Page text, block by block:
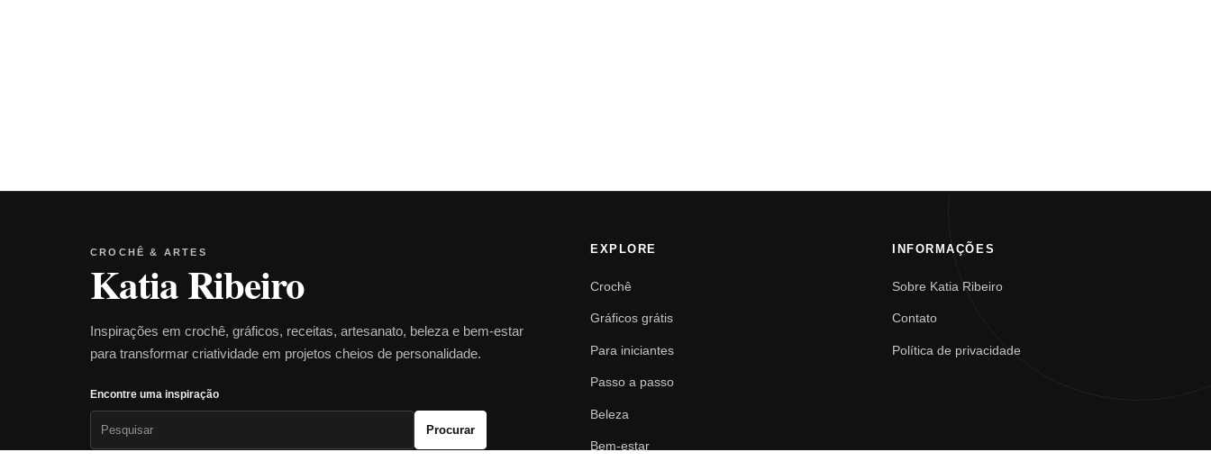
CROCHÊ & ARTES
Katia Ribeiro
Inspirações em crochê, gráficos, receitas, artesanato, beleza e bem-estar
para transformar criatividade em projetos cheios de personalidade.
Encontre uma inspiração
Procurar
EXPLORE
Crochê
Gráficos grátis
Para iniciantes
Passo a passo
Beleza
Bem-estar
INFORMAÇÕES
Sobre Katia Ribeiro
Contato
Política de privacidade